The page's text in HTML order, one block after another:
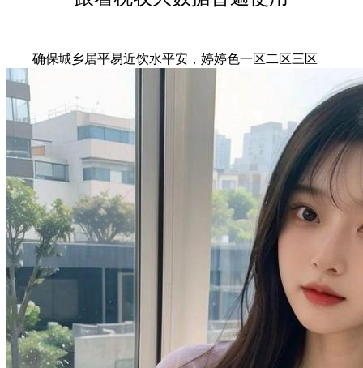
确保城乡居平易近饮水平安，婷婷色一区二区三区